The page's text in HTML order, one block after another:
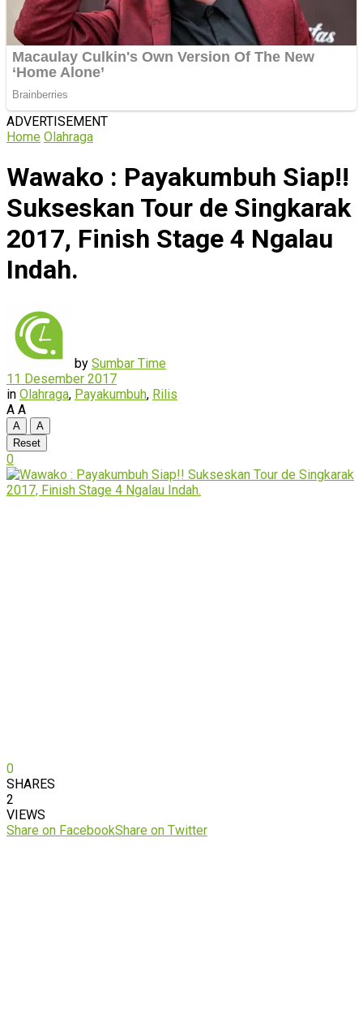
ADVERTISEMENT
Home Olahraga
Wawako : Payakumbuh Siap!!
Sukseskan Tour de Singkarak
2017, Finish Stage 4 Ngalau
Indah.
by Sumbar Time
11 Desember 2017
in Olahraga, Payakumbuh, Rilis
A A
A
A
Reset
0
0
SHARES
2
VIEWS
Share on FacebookShare on Twitter